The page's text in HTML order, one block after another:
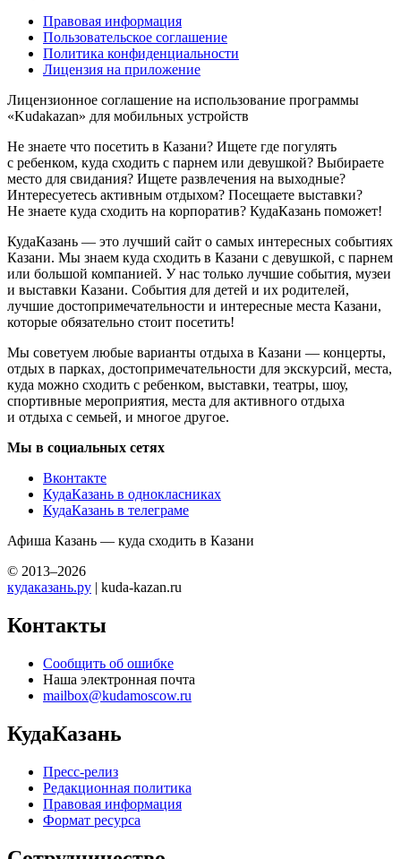
Правовая информация
Пользовательское соглашение
Политика конфиденциальности
Лицензия на приложение
Лицензионное соглашение на использование программы
«Kudakazan» для мобильных устройств
Не знаете что посетить в Казани? Ищете где погулять
с ребенком, куда сходить с парнем или девушкой? Выбираете
место для свидания? Ищете развлечения на выходные?
Интересуетесь активным отдыхом? Посещаете выставки?
Не знаете куда сходить на корпоратив? КудаКазань поможет!
КудаКазань — это лучший сайт о самых интересных событиях
Казани. Мы знаем куда сходить в Казани с девушкой, с парнем
или большой компанией. У нас только лучшие события, музеи
и выставки Казани. События для детей и их родителей,
лучшие достопримечательности и интересные места Казани,
которые обязательно стоит посетить!
Мы советуем любые варианты отдыха в Казани — концерты,
отдых в парках, достопримечательности для экскурсий, места,
куда можно сходить с ребенком, выставки, театры, шоу,
спортивные мероприятия, места для активного отдыха
и отдыха с семьей, и многое другое.
Мы в социальных сетях
Вконтакте
КудаКазань в однокласниках
КудаКазань в телеграме
Афиша Казань — куда сходить в Казани
© 2013–2026
кудаказань.ру | kuda-kazan.ru
Контакты
Сообщить об ошибке
Наша электронная почта
mailbox@kudamoscow.ru
КудаКазань
Пресс-релиз
Редакционная политика
Правовая информация
Формат ресурса